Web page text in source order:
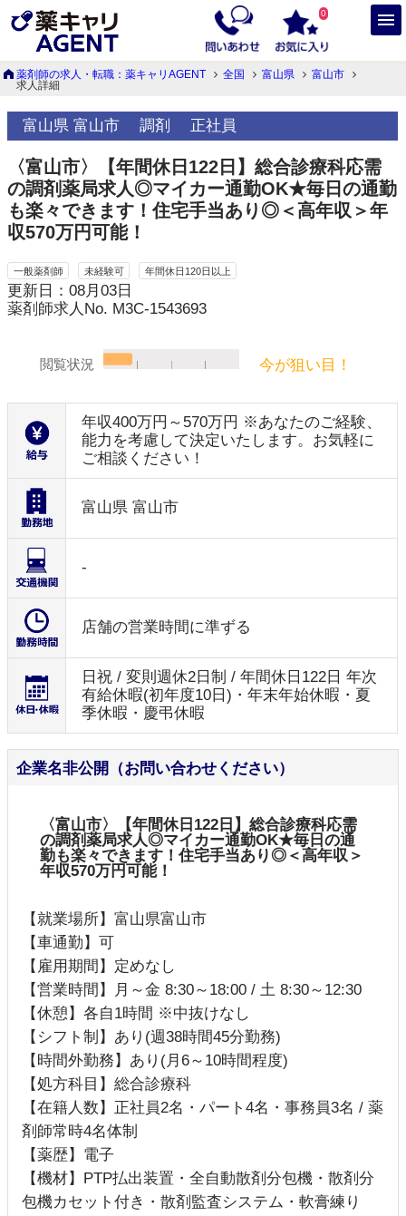
0
薬剤師の求人・転職：薬キャリAGENT 全国 富山県
富山市
求人詳細
富山県 富山市 調剤 正社員
〈富山市〉【年間休日122日】総合診療科応需
の調剤薬局求人◎マイカー通勤OK★毎日の通勤
も楽々できます！住宅手当あり◎＜高年収＞年
収570万円可能！
一般薬剤師 未経験可 年間休日120日以上
更新日：08月03日
薬剤師求人No. M3C-1543693
閲覧状況 今が狙い目！
年収400万円～570万円 ※あなたのご経験、
能力を考慮して決定いたします。お気軽に
ご相談ください！
富山県 富山市
-
店舗の営業時間に準ずる
日祝 / 変則週休2日制 / 年間休日122日 年次
有給休暇(初年度10日)・年末年始休暇・夏
季休暇・慶弔休暇
企業名非公開（お問い合わせください）
〈富山市〉【年間休日122日】総合診療科応需
の調剤薬局求人◎マイカー通勤OK★毎日の通
勤も楽々できます！住宅手当あり◎＜高年収＞
年収570万円可能！
【就業場所】富山県富山市
【車通勤】可
【雇用期間】定めなし
【営業時間】月～金 8:30～18:00 / 土 8:30～12:30
【休憩】各自1時間 ※中抜けなし
【シフト制】あり(週38時間45分勤務)
【時間外勤務】あり(月6～10時間程度)
【処方科目】総合診療科
【在籍人数】正社員2名・パート4名・事務員3名 / 薬
剤師常時4名体制
【薬歴】電子
【機材】PTP払出装置・全自動散剤分包機・散剤分
包機カセット付き・散剤監査システム・軟膏練り